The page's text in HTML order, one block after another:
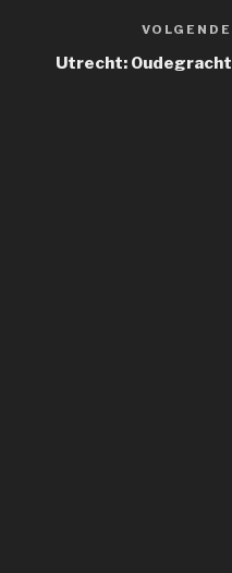
VOLGENDE
Utrecht: Oudegracht